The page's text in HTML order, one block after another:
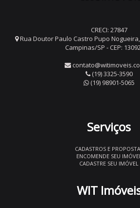
CRECI: 27847
Rua Doutor Paulo Castro Pupo
Campinas/SP - CEP:
(19) 3325-3590
(19) 98901-5065
Serviços
CADASTROS E
ENCOMENDE SEU
CADASTRE SEU IMÓVEL
WIT